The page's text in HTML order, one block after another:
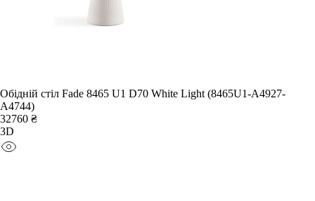
Обідній стіл Fade 8465 U1 D70 White Light (8465U1-A4927-
A4744)
32760 ₴
3D